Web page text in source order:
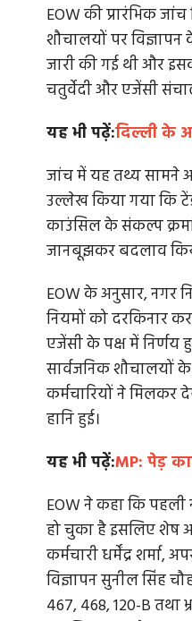
EOW की प्रारंभिक
शौचालयों पर
जारी की गई थी और
चतुर्वेदी और एजेंसी
यह भी पढ़ें:दिल्ली के
जांच में यह तथ्य सामने
उल्लेख किया गया कि
काउंसिल के संकल्प
जानबूझकर बदलाव
EOW के अनुसार, नगर
नियमों को दरकिनार
एजेंसी के पक्ष में निर्णय
सार्वजनिक शौचालयों
कर्मचारियों ने मिलकर
हानि हुई।
यह भी पढ़ें:MP: पेड़
EOW ने कहा कि पहली
हो चुका है इसलिए शेष
कर्मचारी धर्मेंद्र शर्मा,
विज्ञापन सुनील सिंह
467, 468, 120-B तथा